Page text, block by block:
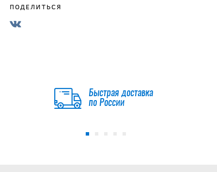
ПОДЕЛИТЬСЯ
Быстрая доставка
по России